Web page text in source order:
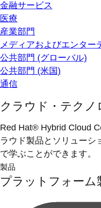
金融サービス
医療
産業部門
メディアおよびエンター
公共部門 (グローバル)
公共部門 (米国)
通信
クラウド・テクノ
Red Hat® Hybrid Cloud
ラウド製品とソリューシ
で学ぶことができます。
製品
プラットフォーム